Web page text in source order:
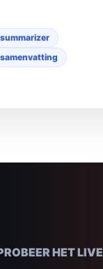
HET LIVE